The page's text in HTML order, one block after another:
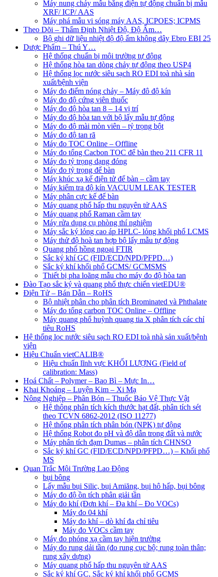
Máy nung chảy mẫu bằng điện tự động chuẩn bị mẫu
XRF/ ICP/ AAS
Máy phá mẫu vi sóng máy AAS, ICPOES; ICPMS
Theo Dõi – Thẩm Định Nhiệt Độ, Độ Ẩm…
Bộ ghi dữ liệu nhiệt độ độ ẩm không dây Ebro EBI 25
Dược Phẩm – Thú Y…
Hệ thống chuẩn bị môi trường tự động
Hệ thống hòa tan dòng chảy tự động theo USP4
Hệ thống lọc nước siêu sạch RO EDI​​ toà nhà sản
xuất/bệnh viện
Máy đo điểm nóng chảy – Máy đô độ kín
Máy đo độ cứng viên thuốc
Máy đo độ hòa tan 8 – 14 vị trí
Máy đo độ hòa tan với bộ lấy mẫu tự động
Máy đo độ mài mòn viên – tỷ trọng bột
Máy đo độ tan rã
Máy đo TOC Online – Offline
Máy đo tổng Cacbon TOC để bàn theo 211 CFR 11
Máy đo tỷ trọng dạng đóng
Máy đo tỷ trọng để bàn
Máy khúc xạ kế điện tử để bàn – cầm tay
Máy kiểm tra độ kín VACUUM LEAK TESTER
Máy phân cực kế để bàn
Máy quang phổ hấp thu nguyên tử AAS
Máy quang phổ Raman cầm tay
Máy rửa dụng cụ phòng thí nghiệm
Máy sắc ký lỏng cao áp HPLC- lỏng khối phổ LCMS
Máy thử độ hoà tan hợp bộ lấy mẫu tự động
Quang phổ hồng ngoại FTIR
Sắc ký khí GC (FID/ECD/NPD/PFPD…)
Sắc ký khí khối phổ GCMS/ GCMSMS
Thiết bị pha loãng mẫu cho máy đo độ hòa tan
Đào Tạo sắc ký và quang phổ thực chiến vietEDU®
Điện Tử – Bán Dẫn – RoHS
Bộ nhiệt phân cho phân tích Brominated và Phthalate
Máy đo tổng carbon TOC Online – Offline
Máy quang phổ huỳnh quang tia X phân tích các chỉ
tiêu RoHS
Hệ thống lọc nước siêu sạch RO EDI​​ toà nhà sản xuất/bệnh
viện
Hiệu Chuẩn vietCALIB®
Hiệu chuẩn lĩnh vực KHỐI LƯỢNG (Field of
calibration: Mass)
Hoá Chất – Polymer – Bao Bì – Mực In…
Khai Khoáng – Luyện Kim – Xi Mạ
Nông Nghiệp – Phân Bón – Thuốc Bảo Vệ Thực Vật
Hệ thông phân tích kích thước hạt đất, phân tích sét
theo TCVN 6862-2012 (ISO 11277)
Hệ thống phân tích phân bón (NPK) tự động
Hệ thống Robot đo pH và độ dẫn trong đất và nước
Máy phân tích đạm Dumas – phân tích CHNSO
Sắc ký khí GC (FID/ECD/NPD/PFPD…) – Khối phổ
MS
Quan Trắc Môi Trường Lao Động
bụi bông
Lấy mẫu bụi Silic, bụi Amiăng, bụi hô hấp, bụi bông
Máy đo độ ồn tích phân giải tần
Máy đo khí (Đơn khí – Đa khí – Đo VOCs)
Máy đo 04 khí
Máy đo khí – dò khí đa chỉ tiêu
Máy đo VOCs cầm tay
Máy đo phóng xạ cầm tay hiện trường
Máy đo rung dải tần (đo rung cục bộ; rung toàn thân;
rung xây dựng)
Máy quang phổ hấp thu nguyên tử AAS
Sắc ký khí GC, Sắc ký khí khối phổ GCMS